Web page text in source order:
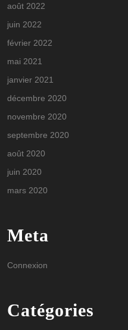
août 2022
juin 2022
février 2022
mai 2021
janvier 2021
décembre 2020
novembre 2020
septembre 2020
août 2020
juin 2020
mars 2020
Meta
Connexion
Catégories